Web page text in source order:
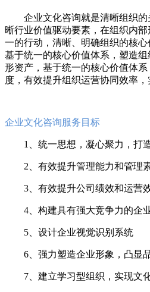
企业文化咨询就是清晰组织
晰行业价值驱动要素，在组织内
一的行动，清晰、明确组织的核心
基于统一的核心价值体系，塑造
形资产，基于统一的核心价值体
度，有效提升组织运营协同效率，
企业文化咨询服务目标
1、统一思想，凝心聚力，打
2、有效提升管理能力和管理
3、有效提升公司绩效和运营
4、构建具有强大竞争力的企
5、设计企业视觉识别系统
6、强力塑造企业形象，凸显
7、建立学习型组织，实现文